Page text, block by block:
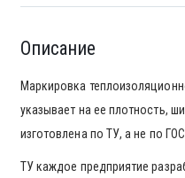
Описание
Маркировка
указывает на ее плотность,
изготовлена по ТУ, а не по
ТУ каждое предприятие